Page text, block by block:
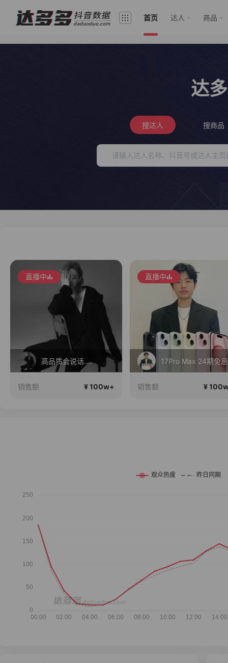
首页 达人 商品
达
搜达人 搜商品
直播中
高品质会说话….
销售额 ¥ 100w+
直播中
17Pro Max 24期免息
销售额 ¥